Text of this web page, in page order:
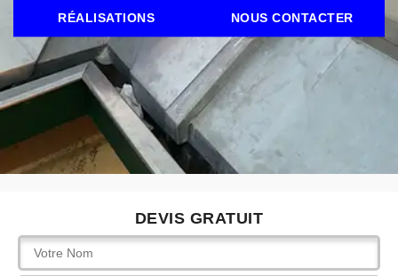
RÉALISATIONS NOUS CONTACTER
DEVIS GRATUIT